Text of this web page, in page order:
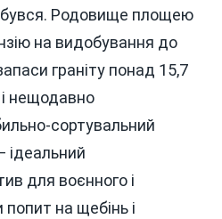
Родовище площею
на видобування до
граніту понад 15,7
і нещодавно
сортувальний
ідеальний
для воєнного і
на щебінь і